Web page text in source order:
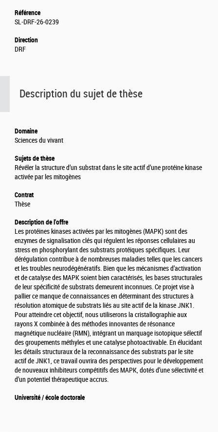
Description du sujet de thèse
Domaine
Sciences du vivant
Sujets de thèse
Révéler la structure d’un substrat dans le site actif d’une protéine kinase
activée par les mitogènes
Contrat
Thèse
Description de l'offre
Les protéines kinases activées par les mitogènes (MAPK) sont des
enzymes de signalisation clés qui régulent les réponses cellulaires au
stress en phosphorylant des substrats protéiques spécifiques. Leur
dérégulation contribue à de nombreuses maladies telles que les cancers
et les troubles neurodégénératifs. Bien que les mécanismes d’activation
et de catalyse des MAPK soient bien caractérisés, les bases structurales
de leur spécificité de substrats demeurent inconnues. Ce projet vise à
pallier ce manque de connaissances en déterminant des structures à
résolution atomique de substrats liés au site actif de la kinase JNK1.
Pour atteindre cet objectif, nous utiliserons la cristallographie aux
rayons X combinée à des méthodes innovantes de résonance
magnétique nucléaire (RMN), intégrant un marquage isotopique sélectif
des groupements méthyles et une catalyse photoactivable. En élucidant
les détails structuraux de la reconnaissance des substrats par le site
actif de JNK1, ce travail ouvrira des perspectives pour le développement
de nouveaux inhibiteurs compétitifs des MAPK, dotés d’une sélectivité et
d’un potentiel thérapeutique accrus.
Université / école doctorale
Référence
SL-DRF-26-0239
Direction
DRF